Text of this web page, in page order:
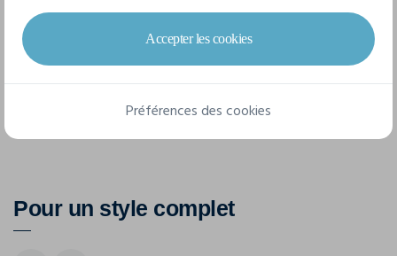
Pour un style complet
Accepter les cookies
Préférences des cookies